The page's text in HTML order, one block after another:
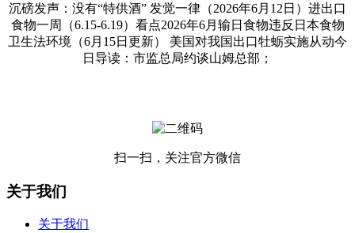
沉磅发声：没有“特供酒” 发觉一律（2026年6月12日）进出口
食物一周（6.15-6.19）看点2026年6月输日食物违反日本食物
卫生法环境（6月15日更新） 美国对我国出口牡蛎实施从动今
日导读：市监总局约谈山姆总部；
扫一扫，关注官方微信
关于我们
关于我们